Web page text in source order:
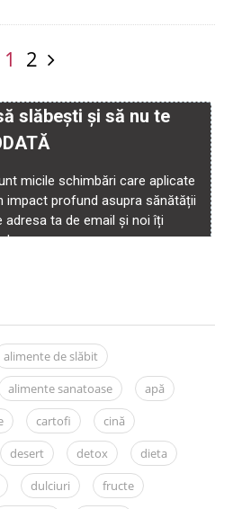
1 2
alimente de slăbit
alimente sanatoase
apă
cartofi
cină
desert detox
dieta
dulciuri
fructe